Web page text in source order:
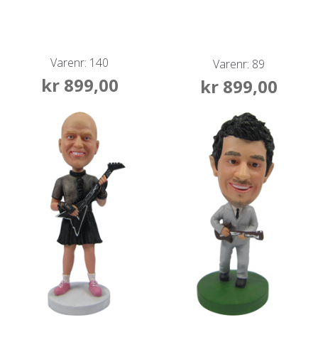
Varenr: 140
kr899,00
Varenr: 89
kr899,00